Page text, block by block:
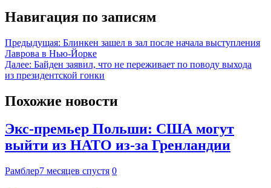
Навигация по записям
Предыдущая: Блинкен зашел в зал после начала выступления
Лаврова в Нью-Йорке
Далее: Байден заявил, что не переживает по поводу выхода
из президентской гонки
Похожие новости
Экс-премьер Польши: США могут
выйти из НАТО из-за Гренландии
Рамблер7 месяцев спустя 0